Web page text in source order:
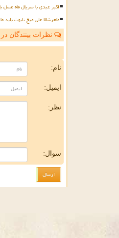
اکبر عبدی با سریال ماه عسل
ماهرشالا علی میخ تابوت
نظرات بینندگان
نام:
ایمیل:
نظر:
سوال: